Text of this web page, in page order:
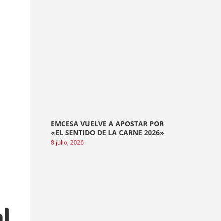
EMCESA VUELVE A APOSTAR POR
«EL SENTIDO DE LA CARNE 2026»
8 julio, 2026